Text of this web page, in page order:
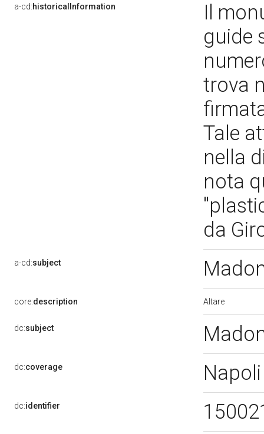
a-cd:historicalInformation
Il
guide
trova
Tale
nella
nota
da
a-cd:subject
core:description Altare
dc:subject
dc:coverage
dc:identifier